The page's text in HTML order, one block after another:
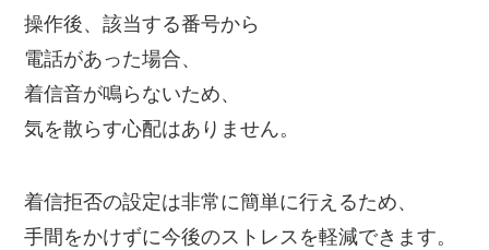
操作後、該当する番号から
電話があった場合、
着信音が鳴らないため、
気を散らす心配はありません。
着信拒否の設定は非常に簡単に行えるため、
手間をかけずに今後のストレスを軽減できます。